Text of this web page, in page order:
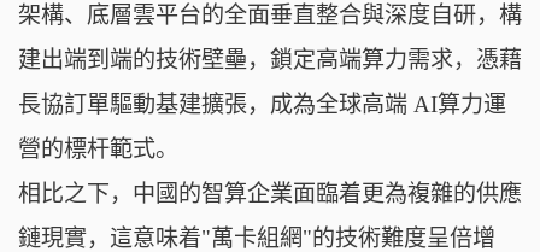
架構、底層雲平台的全面垂直整合與深度自研，構
建出端到端的技術壁壘，鎖定高端算力需求，憑藉
長協訂單驅動基建擴張，成為全球高端 AI算力運
營的標杆範式。
相比之下，中國的智算企業面臨着更為複雜的供應
鏈現實，這意味着"萬卡組網"的技術難度呈倍增